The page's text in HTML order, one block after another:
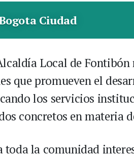
Ciudad
Local de
que promueven el
los servicios
concretos en materia
la comunidad